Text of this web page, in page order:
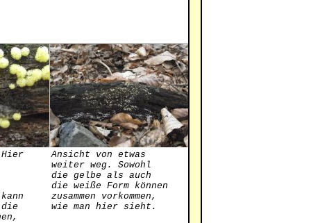
Ansicht von etwas
weiter weg. Sowohl
die gelbe als auch
die weiße Form können
zusammen vorkommen,
wie man hier sieht.